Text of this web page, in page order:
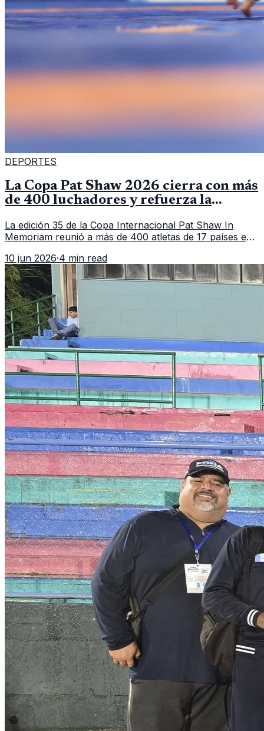
DEPORTES
La Copa Pat Shaw 2026 cierra con más
de 400 luchadores y refuerza la
La edición 35 de la Copa Internacional Pat Shaw In
Memoriam reunió a más de 400 atletas de 17 países en
delegación nacional, según el balance oficial de CDAG.
10 jun 2026·4 min read